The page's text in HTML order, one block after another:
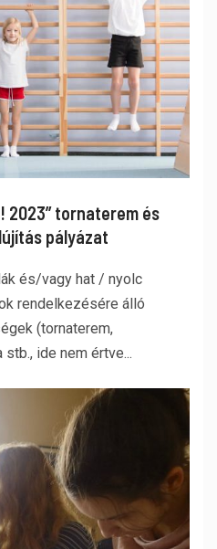
2023” tornaterem és
pályázat
és/vagy hat / nyolc
rendelkezésére álló
(tornaterem,
ide nem értve...